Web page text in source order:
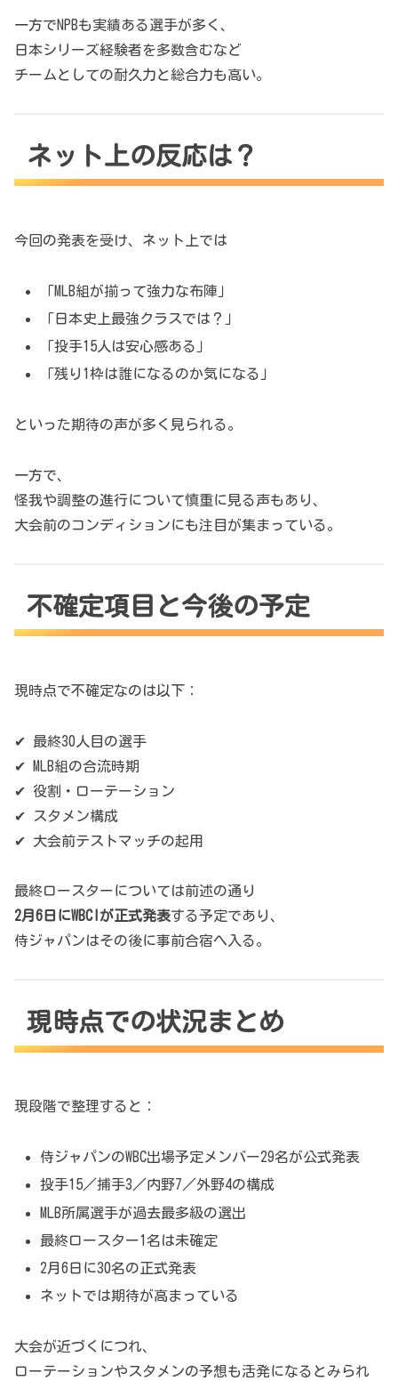
一方でNPBも実績ある選手が多く、
日本シリーズ経験者を多数含むなど
チームとしての耐久力と総合力も高い。
ネット上の反応は？
今回の発表を受け、ネット上では
「MLB組が揃って強力な布陣」
「日本史上最強クラスでは？」
「投手15人は安心感ある」
「残り1枠は誰になるのか気になる」
といった期待の声が多く見られる。
一方で、
怪我や調整の進行について慎重に見る声もあり、
大会前のコンディションにも注目が集まっている。
不確定項目と今後の予定
現時点で不確定なのは以下：
✔ 最終30人目の選手
✔ MLB組の合流時期
✔ 役割・ローテーション
✔ スタメン構成
✔ 大会前テストマッチの起用
最終ロースターについては前述の通り
2月6日にWBCIが正式発表する予定であり、
侍ジャパンはその後に事前合宿へ入る。
現時点での状況まとめ
現段階で整理すると：
侍ジャパンのWBC出場予定メンバー29名が公式発表
投手15／捕手3／内野7／外野4の構成
MLB所属選手が過去最多級の選出
最終ロースター1名は未確定
2月6日に30名の正式発表
ネットでは期待が高まっている
大会が近づくにつれ、
ローテーションやスタメンの予想も活発になるとみられ